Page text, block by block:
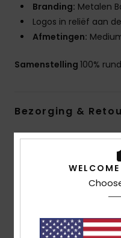
Branding: Metalen
Logos in reliëf aan
Afmetingen:
Samenstelling 100%
Bezorging &
Reviews van